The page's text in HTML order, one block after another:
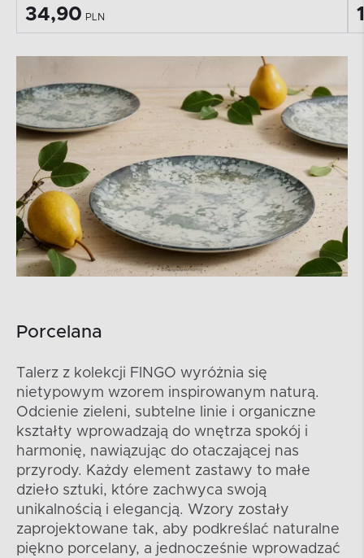
34,90 PLN
Porcelana
Talerz z kolekcji FINGO wyróżnia się
nietypowym wzorem inspirowanym naturą.
Odcienie zieleni, subtelne linie i organiczne
kształty wprowadzają do wnętrza spokój i
harmonię, nawiązując do otaczającej nas
przyrody. Każdy element zastawy to małe
dzieło sztuki, które zachwyca swoją
unikalnością i elegancją. Wzory zostały
zaprojektowane tak, aby podkreślać naturalne
piękno porcelany, a jednocześnie wprowadzać